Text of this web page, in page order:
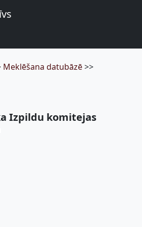
Meklēšana datubāzē>>
Izpildu komitejas